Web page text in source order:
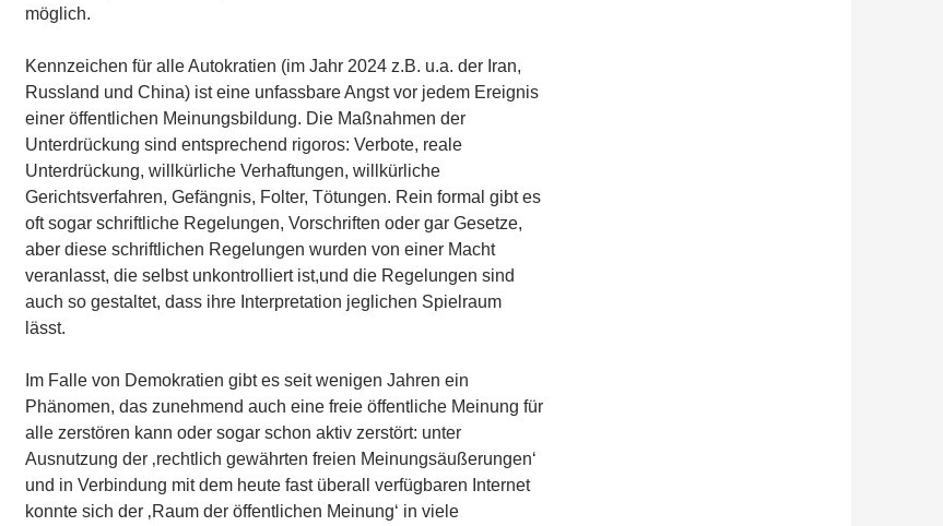
möglich.
Kennzeichen für alle Autokratien (im Jahr 2024 z.B. u.a. der Iran,
Russland und China) ist eine unfassbare Angst vor jedem Ereignis
einer öffentlichen Meinungsbildung. Die Maßnahmen der
Unterdrückung sind entsprechend rigoros: Verbote, reale
Unterdrückung, willkürliche Verhaftungen, willkürliche
Gerichtsverfahren, Gefängnis, Folter, Tötungen. Rein formal gibt es
oft sogar schriftliche Regelungen, Vorschriften oder gar Gesetze,
aber diese schriftlichen Regelungen wurden von einer Macht
veranlasst, die selbst unkontrolliert ist,und die Regelungen sind
auch so gestaltet, dass ihre Interpretation jeglichen Spielraum
lässt.
Im Falle von Demokratien gibt es seit wenigen Jahren ein
Phänomen, das zunehmend auch eine freie öffentliche Meinung für
alle zerstören kann oder sogar schon aktiv zerstört: unter
Ausnutzung der ‚rechtlich gewährten freien Meinungsäußerungen‘
und in Verbindung mit dem heute fast überall verfügbaren Internet
konnte sich der ‚Raum der öffentlichen Meinung‘ in viele